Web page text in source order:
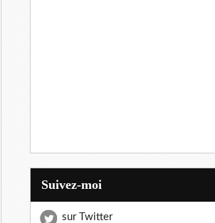
Suivez-moi
sur Twitter